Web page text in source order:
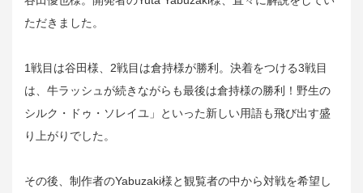
ただきました。
1戦目は谷田様、2戦目は倉持様が勝利。決着をつける3戦目
は、牛ラッシュが続きながらも最後は倉持様の勝利！野生の
シルク・ドゥ・ソレイユ」といった新しい用語も飛び出す盛
り上がりでした。
その後、制作者のYabuzaki様と観覧者の中から対戦を希望し